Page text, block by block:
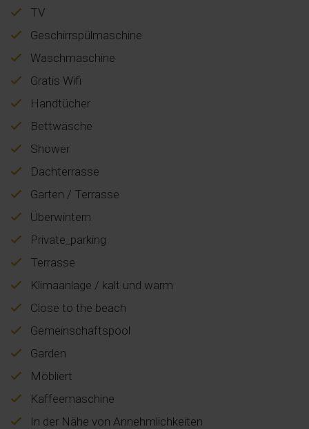
TV
Geschirrspülmaschine
Waschmaschine
Gratis Wifi
Handtücher
Bettwäsche
Shower
Dachterrasse
Garten / Terrasse
Überwintern
Private_parking
Terrasse
Klimaanlage / kalt und warm
Close to the beach
Gemeinschaftspool
Garden
Möbliert
Kaffeemaschine
In der Nähe von Annehmlichkeiten